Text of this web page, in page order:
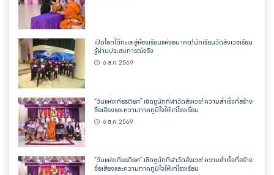
เปิดโลกใต้ทะเล สู่ห้องเรียนแห่งอนาคต! นักเรียนวัดสังเวชเรียน
รู้ผ่านประสบการณ์จริง
6 ส.ค. 2569
“วันแห่งเกียรติยศ” เชิดชูนักกีฬาวัดสังเวช! ความสำเร็จที่สร้าง
ชื่อเสียงและความภาคภูมิใจให้แก่โรงเรียน
6 ส.ค. 2569
“วันแห่งเกียรติยศ” เชิดชูนักกีฬาวัดสังเวช! ความสำเร็จที่สร้าง
ชื่อเสียงและความภาคภูมิใจให้แก่โรงเรียน